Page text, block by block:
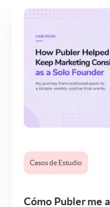
Casos de Estudio
Cómo Publer me